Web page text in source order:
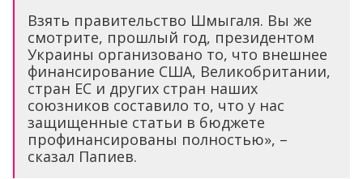
Взять правительство Шмыгаля. Вы же
смотрите, прошлый год, президентом
Украины организовано то, что внешнее
финансирование США, Великобритании,
стран ЕС и других стран наших
союзников составило то, что у нас
защищенные статьи в бюджете
профинансированы полностью», –
сказал Папиев.